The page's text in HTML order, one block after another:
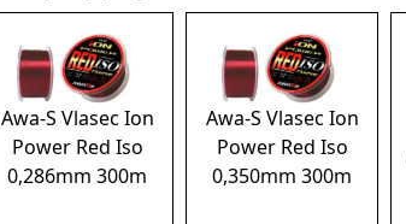
Awa-S Vlasec Ion
Power Red Iso
0,286mm 300m
Awa-S Vlasec Ion
Power Red Iso
0,350mm 300m